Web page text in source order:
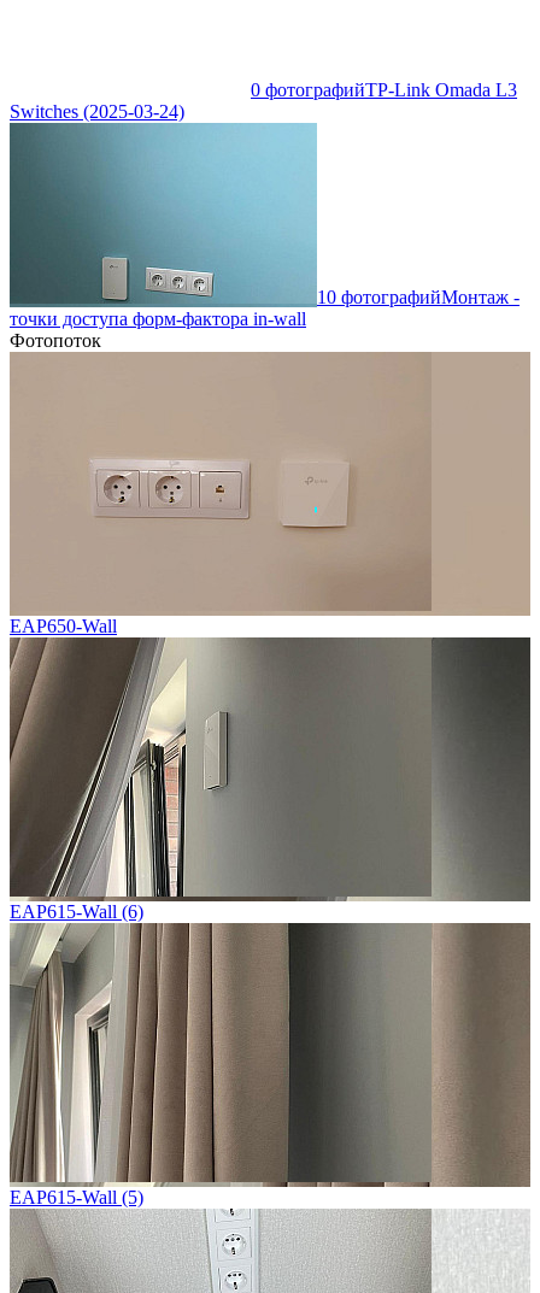
0 фотографийTP-Link Omada L3
Switches (2025-03-24)
10 фотографийМонтаж -
точки доступа форм-фактора in-wall
Фотопоток
EAP650-Wall
EAP615-Wall (6)
EAP615-Wall (5)